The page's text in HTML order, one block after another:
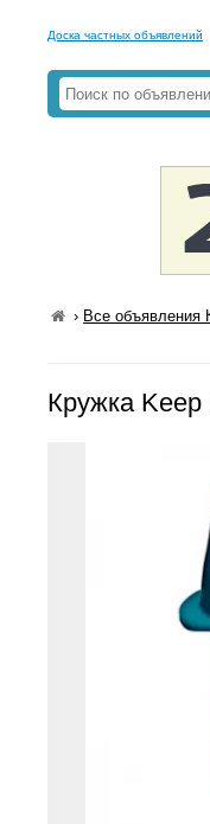
Доска частных объявлений
› Все объявления
Кружка